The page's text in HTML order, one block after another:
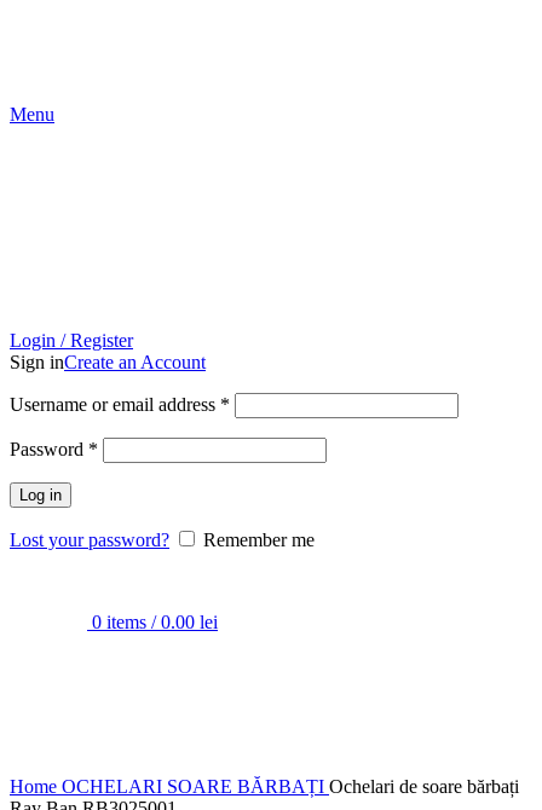
Menu
Login / Register
Sign inCreate an Account
Username or email address *
Password *
Log in
Lost your password? Remember me
0 items / 0.00 lei
Home OCHELARI SOARE BĂRBAȚI Ochelari de soare bărbați